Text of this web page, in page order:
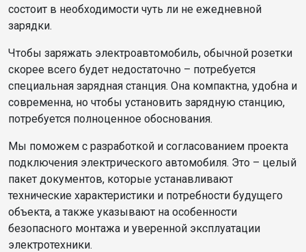
состоит в необходимости чуть ли не ежедневной
зарядки.
Чтобы заряжать электроавтомобиль, обычной розетки
скорее всего будет недостаточно – потребуется
специальная зарядная станция. Она компактна, удобна и
современна, но чтобы установить зарядную станцию,
потребуется полноценное обоснования.
Мы поможем с разработкой и согласованием проекта
подключения электрического автомобиля. Это – целый
пакет документов, которые устанавливают
технические характеристики и потребности будущего
объекта, а также указывают на особенности
безопасного монтажа и уверенной эксплуатации
электротехники.